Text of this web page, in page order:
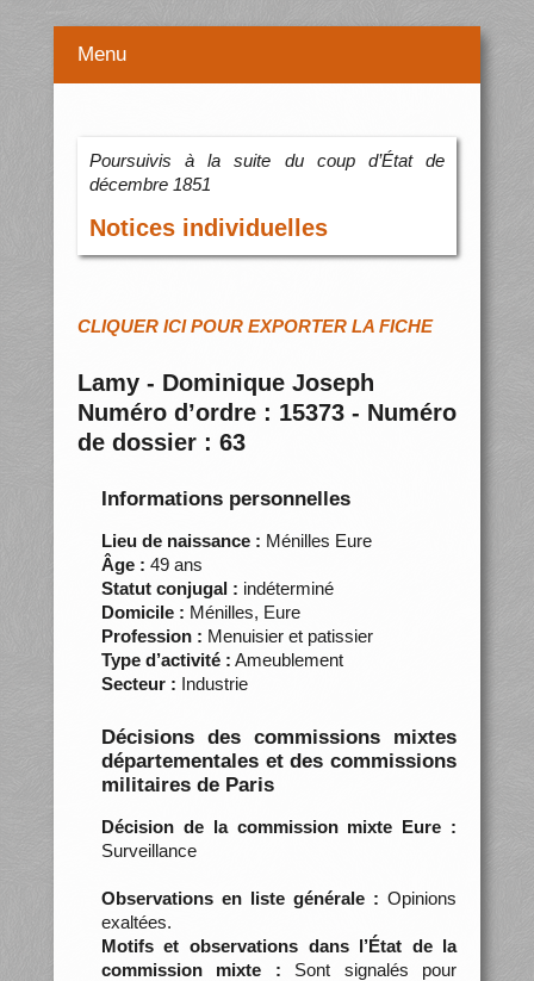
Menu
Poursuivis à la suite du coup d’État de
décembre 1851
Notices individuelles
CLIQUER ICI POUR EXPORTER LA FICHE
Lamy - Dominique Joseph
Numéro d’ordre : 15373 - Numéro
de dossier : 63
Informations personnelles
Lieu de naissance : Ménilles Eure
Âge : 49 ans
Statut conjugal : indéterminé
Domicile : Ménilles, Eure
Profession : Menuisier et patissier
Type d’activité : Ameublement
Secteur : Industrie
Décisions des commissions mixtes
départementales et des commissions
militaires de Paris
Décision de la commission mixte Eure :
Surveillance
Observations en liste générale : Opinions
exaltées.
Motifs et observations dans l’État de la
commission mixte : Sont signalés pour